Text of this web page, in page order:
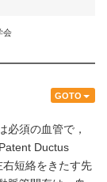
会
GOTO
必須の血管で，
Ductus
短絡をきたす先